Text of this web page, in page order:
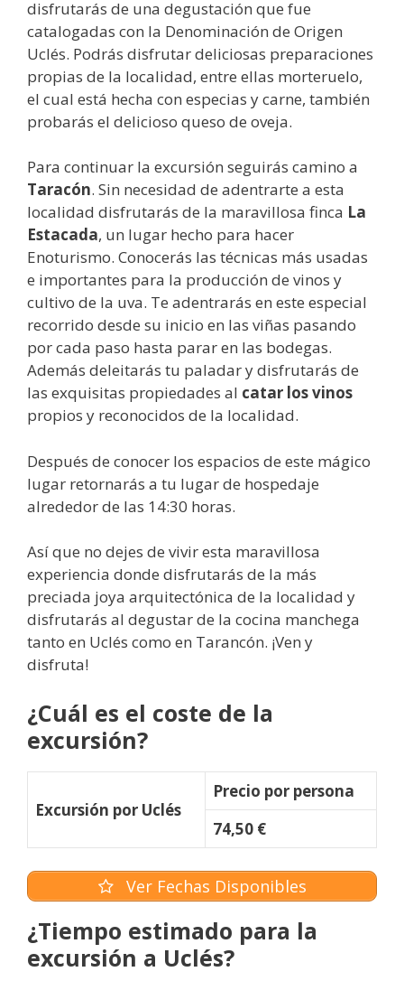
disfrutarás de una degustación que fue
catalogadas con la Denominación de Origen
Uclés. Podrás disfrutar deliciosas preparaciones
propias de la localidad, entre ellas morteruelo,
el cual está hecha con especias y carne, también
probarás el delicioso queso de oveja.
Para continuar la excursión seguirás camino a
Taracón. Sin necesidad de adentrarte a esta
localidad disfrutarás de la maravillosa finca La
Estacada, un lugar hecho para hacer
Enoturismo. Conocerás las técnicas más usadas
e importantes para la producción de vinos y
cultivo de la uva. Te adentrarás en este especial
recorrido desde su inicio en las viñas pasando
por cada paso hasta parar en las bodegas.
Además deleitarás tu paladar y disfrutarás de
las exquisitas propiedades al catar los vinos
propios y reconocidos de la localidad.
Después de conocer los espacios de este mágico
lugar retornarás a tu lugar de hospedaje
alrededor de las 14:30 horas.
Así que no dejes de vivir esta maravillosa
experiencia donde disfrutarás de la más
preciada joya arquitectónica de la localidad y
disfrutarás al degustar de la cocina manchega
tanto en Uclés como en Tarancón. ¡Ven y
disfruta!
¿Cuál es el coste de la
excursión?
Excursión por Uclés
Precio por persona
74,50 €
Ver Fechas Disponibles
¿Tiempo estimado para la
excursión a Uclés?